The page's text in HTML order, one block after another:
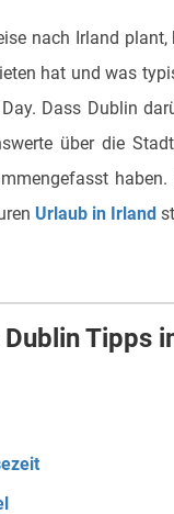
nach Irland
hat und was
Dass Dublin
über die
Urlaub in Irland
Dublin Tipps